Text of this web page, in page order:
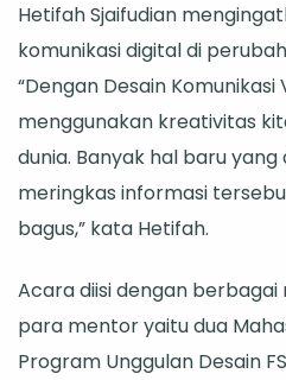
Hetifah Sjaifudian
komunikasi digital di
“Dengan Desain Komunikasi
menggunakan kreativitas
dunia. Banyak hal baru
meringkas informasi
bagus,” kata Hetifah.
Acara diisi dengan
para mentor yaitu dua
Program Unggulan Desain